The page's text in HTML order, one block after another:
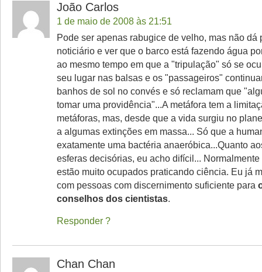
João Carlos
1 de maio de 2008 às 21:51
Pode ser apenas rabugice de velho, mas não dá
noticiário e ver que o barco está fazendo água
ao mesmo tempo em que a "tripulação" só se
seu lugar nas balsas e os "passageiros"
banhos de sol no convés e só reclamam que
tomar uma providência"...A metáfora tem a
metáforas, mas, desde que a vida surgiu no
a algumas extinções em massa... Só que a
exatamente uma bactéria anaeróbica...Quanto
esferas decisórias, eu acho difícil...
estão muito ocupados praticando ciência. Eu já
com pessoas com discernimento suficiente para
conselhos dos cientistas.
Responder
Chan Chan